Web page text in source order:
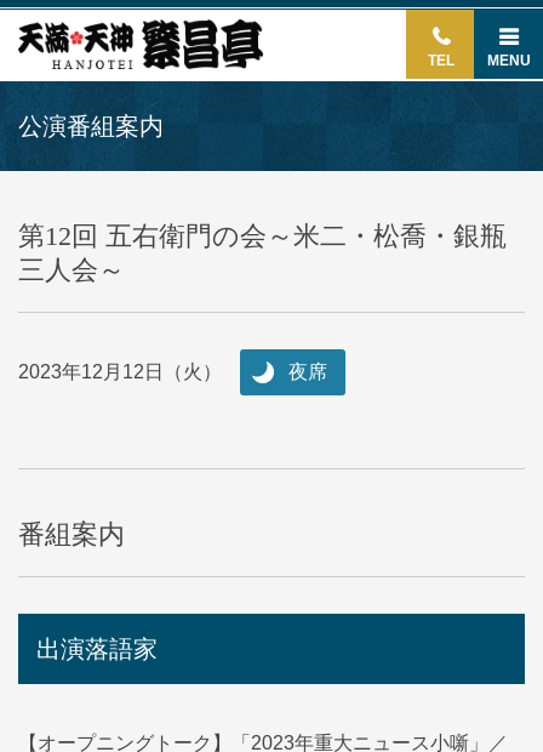
TEL MENU
公演番組案内
第12回 五右衛門の会～米二・松喬・銀瓶
三人会～
2023年12月12日（火） 夜席
番組案内
出演落語家
【オープニングトーク】「2023年重大ニュース小噺」／